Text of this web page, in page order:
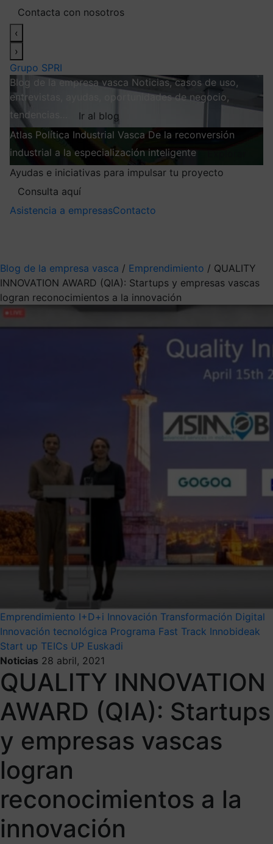
Contacta con nosotros
‹
›
Grupo SPRI
Blog de la empresa vasca Noticias, casos de uso,
entrevistas, ayudas, oportunidades de negocio,
tendencias…
Ir al blog
Atlas Política Industrial Vasca De la reconversión
industrial a la especialización inteligente
Ayudas e iniciativas para impulsar tu proyecto
Consulta aquí
Asistencia a empresasContacto
Blog de la empresa vasca / Emprendimiento / QUALITY
INNOVATION AWARD (QIA): Startups y empresas vascas
logran reconocimientos a la innovación
Emprendimiento I+D+i Innovación Transformación Digital
Innovación tecnológica Programa Fast Track Innobideak
Start up TEICs UP Euskadi
Noticias 28 abril, 2021
QUALITY INNOVATION
AWARD (QIA): Startups
y empresas vascas
logran
reconocimientos a la
innovación